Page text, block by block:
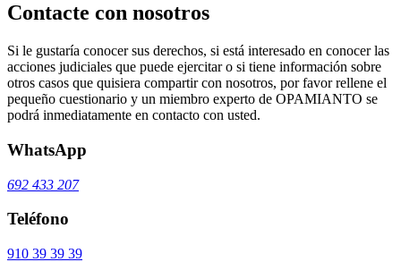
Contacte con nosotros
Si le gustaría conocer sus derechos, si está interesado en conocer las
acciones judiciales que puede ejercitar o si tiene información sobre
otros casos que quisiera compartir con nosotros, por favor rellene el
pequeño cuestionario y un miembro experto de OPAMIANTO se
podrá inmediatamente en contacto con usted.
WhatsApp
692 433 207
Teléfono
910 39 39 39